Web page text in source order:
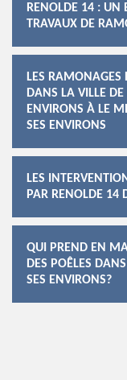
RENOLDE 14 : UN
TRAVAUX DE
LES RAMONAGES
DANS LA VILLE
ENVIRONS À LE
SES ENVIRONS
LES
PAR RENOLDE 14
QUI PREND EN
DES POÊLES
SES ENVIRONS?